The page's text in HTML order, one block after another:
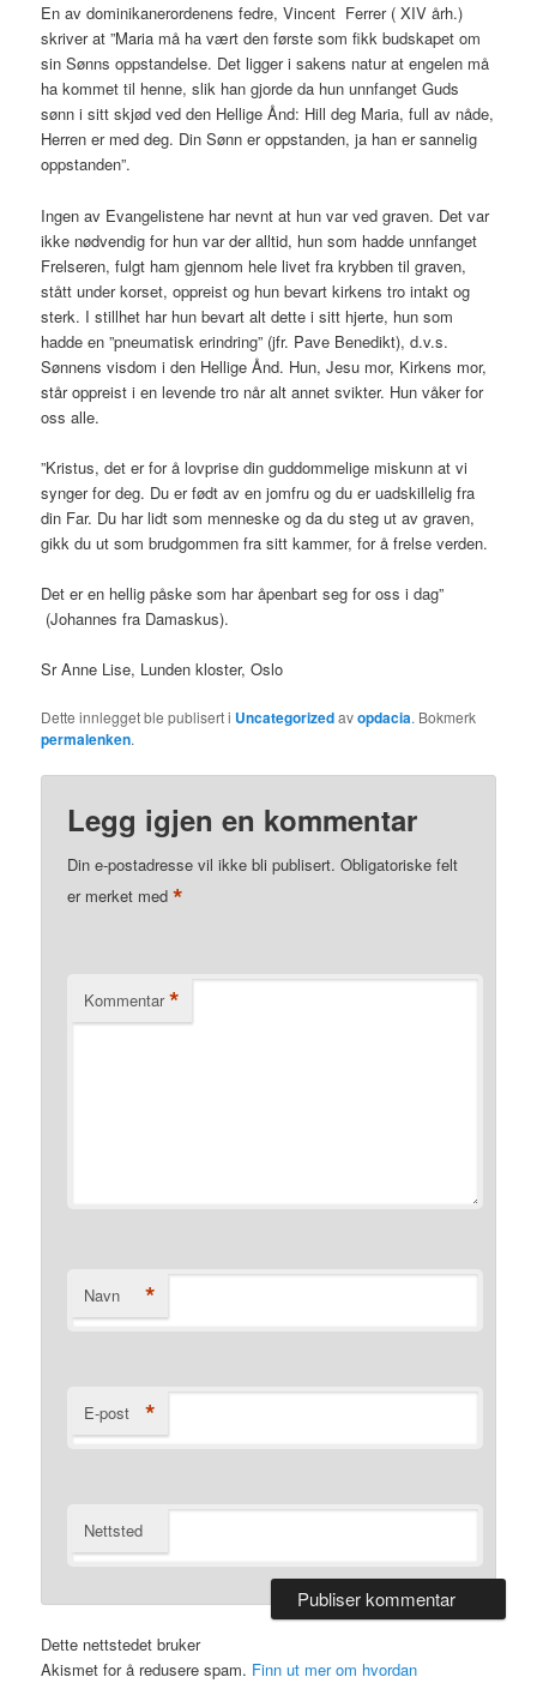
En av dominikanerordenens fedre, Vincent Ferrer ( XIV årh.)
skriver at ”Maria må ha vært den første som fikk budskapet om
sin Sønns oppstandelse. Det ligger i sakens natur at engelen må
ha kommet til henne, slik han gjorde da hun unnfanget Guds
sønn i sitt skjød ved den Hellige Ånd: Hill deg Maria, full av nåde,
Herren er med deg. Din Sønn er oppstanden, ja han er sannelig
oppstanden”.
Ingen av Evangelistene har nevnt at hun var ved graven. Det var
ikke nødvendig for hun var der alltid, hun som hadde unnfanget
Frelseren, fulgt ham gjennom hele livet fra krybben til graven,
stått under korset, oppreist og hun bevart kirkens tro intakt og
sterk. I stillhet har hun bevart alt dette i sitt hjerte, hun som
hadde en ”pneumatisk erindring” (jfr. Pave Benedikt), d.v.s.
Sønnens visdom i den Hellige Ånd. Hun, Jesu mor, Kirkens mor,
står oppreist i en levende tro når alt annet svikter. Hun våker for
oss alle.
”Kristus, det er for å lovprise din guddommelige miskunn at vi
synger for deg. Du er født av en jomfru og du er uadskillelig fra
din Far. Du har lidt som menneske og da du steg ut av graven,
gikk du ut som brudgommen fra sitt kammer, for å frelse verden.
Det er en hellig påske som har åpenbart seg for oss i dag”
(Johannes fra Damaskus).
Sr Anne Lise, Lunden kloster, Oslo
Dette innlegget ble publisert i Uncategorizedavopdacia. Bokmerk
permalenken.
Legg igjen en kommentar
Din e-postadresse vil ikke bli publisert. Obligatoriske felt
er merket med*
Kommentar *
Navn *
E-post *
Nettsted
Dette nettstedet bruker
Akismet for å redusere spam. Finn ut mer om hvordan